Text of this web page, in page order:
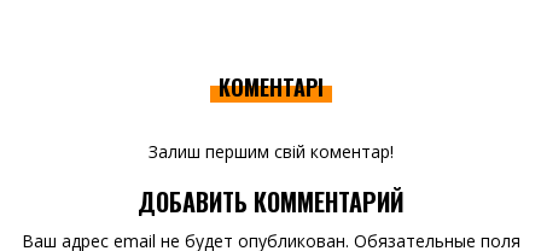
КОМЕНТАРІ
Залиш першим свій коментар!
ДОБАВИТЬ КОММЕНТАРИЙ
Ваш адрес email не будет опубликован. Обязательные поля